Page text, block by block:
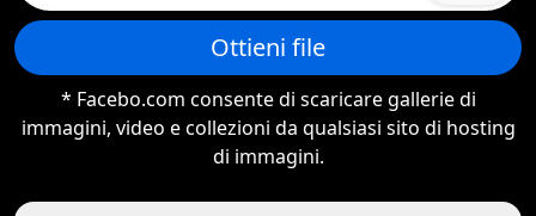
Ottieni file
* Facebo.com consente di scaricare gallerie di
immagini, video e collezioni da qualsiasi sito di hosting
di immagini.